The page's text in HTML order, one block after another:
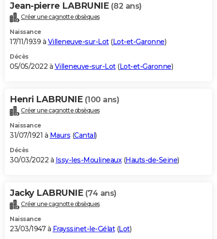
Jean-pierre LABRUNIE (82 ans)
Créer une cagnotte obsèques
Naissance
17/11/1939 à Villeneuve-sur-Lot(Lot-et-Garonne)
Décès
05/05/2022 à Villeneuve-sur-Lot(Lot-et-Garonne)
Henri LABRUNIE (100 ans)
Créer une cagnotte obsèques
Naissance
31/07/1921 à Maurs (Cantal)
Décès
30/03/2022 à Issy-les-Moulineaux(Hauts-de-Seine)
Jacky LABRUNIE (74 ans)
Créer une cagnotte obsèques
Naissance
23/03/1947 à Frayssinet-le-Gélat(Lot)